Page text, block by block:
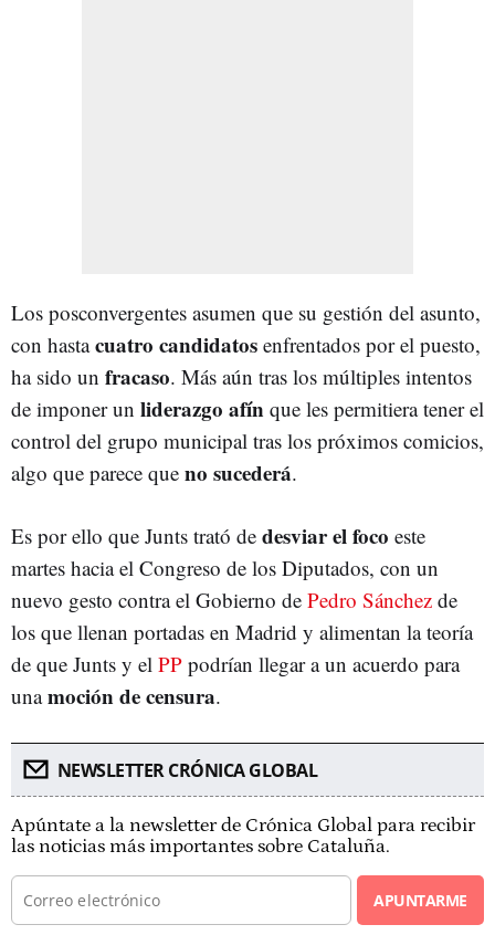
Los posconvergentes asumen que su gestión del asunto,
con hastacuatro candidatos enfrentados por el puesto,
ha sido un fracaso. Más aún tras los múltiples intentos
de imponer un liderazgo afín que les permitiera tener el
control del grupo municipal tras los próximos comicios,
algo que parece que no sucederá.
Es por ello que Junts trató de desviar el foco este
martes hacia el Congreso de los Diputados, con un
nuevo gesto contra el Gobierno de Pedro Sánchez de
los que llenan portadas en Madrid y alimentan la teoría
de que Junts y el PP podrían llegar a un acuerdo para
unamoción de censura.
NEWSLETTER CRÓNICA GLOBAL
Apúntate a la newsletter de Crónica Global para recibir
las noticias más importantes sobre Cataluña.
APUNTARME